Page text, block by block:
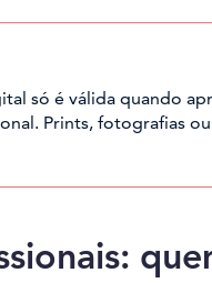
só é válida quando
Prints, fotografias